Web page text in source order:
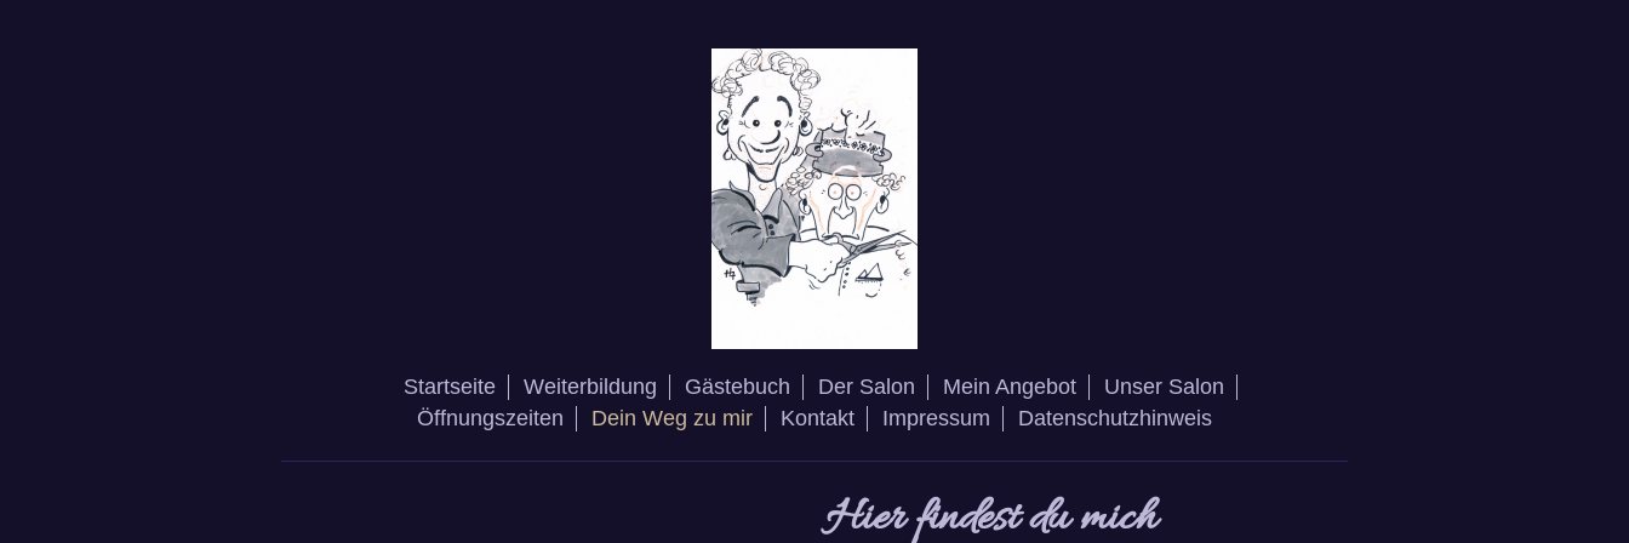
Startseite Weiterbildung Gästebuch Der Salon Mein Angebot
Unser Salon
Öffnungszeiten
Dein Weg zu mir Kontakt Impressum Datenschutzhinweis
Hier findest du mich